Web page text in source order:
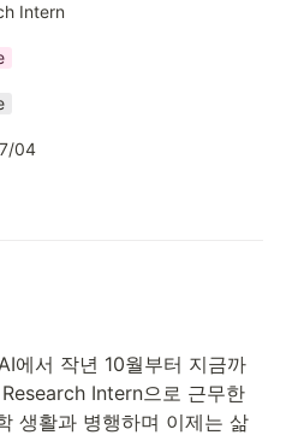
Intern
04
에서 작년 10월부터 지금까
Intern으로 근무한
생활과 병행하며 이제는 삶